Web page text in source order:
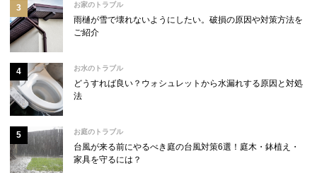
お家のトラブル
雨樋が雪で壊れないようにしたい。破損の原因や対策方法を
ご紹介
お水のトラブル
どうすれば良い？ウォシュレットから水漏れする原因と対処
法
お庭のトラブル
台風が来る前にやるべき庭の台風対策6選！庭木・鉢植え・
家具を守るには？